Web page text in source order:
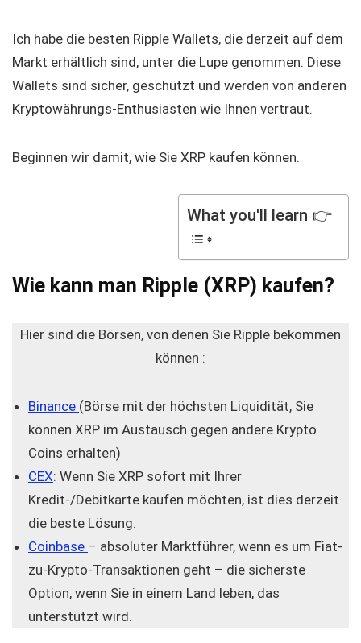
Ich habe die besten Ripple Wallets, die derzeit auf dem
Markt erhältlich sind, unter die Lupe genommen. Diese
Wallets sind sicher, geschützt und werden von anderen
Kryptowährungs-Enthusiasten wie Ihnen vertraut.
Beginnen wir damit, wie Sie XRP kaufen können.
What you'll learn 👉
Wie kann man Ripple (XRP) kaufen?
Hier sind die Börsen, von denen Sie Ripple bekommen
können :
Binance (Börse mit der höchsten Liquidität, Sie
können XRP im Austausch gegen andere Krypto
Coins erhalten)
CEX: Wenn Sie XRP sofort mit Ihrer
Kredit-/Debitkarte kaufen möchten, ist dies derzeit
die beste Lösung.
Coinbase – absoluter Marktführer, wenn es um Fiat-
zu-Krypto-Transaktionen geht – die sicherste
Option, wenn Sie in einem Land leben, das
unterstützt wird.